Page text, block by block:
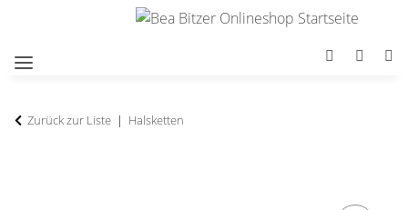
Zurück zur Liste Halsketten